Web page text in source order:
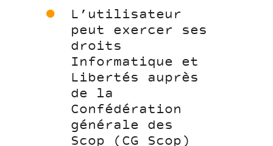
L’utilisateur
peut exercer ses
droits
Informatique et
Libertés auprès
de la
Confédération
générale des
Scop (CG Scop)